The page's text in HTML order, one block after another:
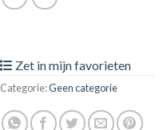
Zet in mijn favorieten
Categorie:Geen categorie